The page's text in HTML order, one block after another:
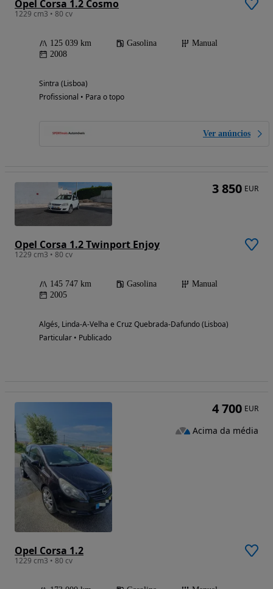
Opel Corsa 1.2 Cosmo
1229 cm3 • 80 cv
125 039 km Gasolina
Manual
2008
Sintra (Lisboa)
Profissional • Para o topo
Ver anúncios
Opel Corsa 1.2 Twinport Enjoy
1229 cm3 • 80 cv
145 747 km Gasolina
Manual
2005
Algés, Linda-A-Velha e Cruz Quebrada-Dafundo (Lisboa)
Particular • Publicado
3 850 EUR
Opel Corsa 1.2
1229 cm3 • 80 cv
4 700 EUR
Acima da média